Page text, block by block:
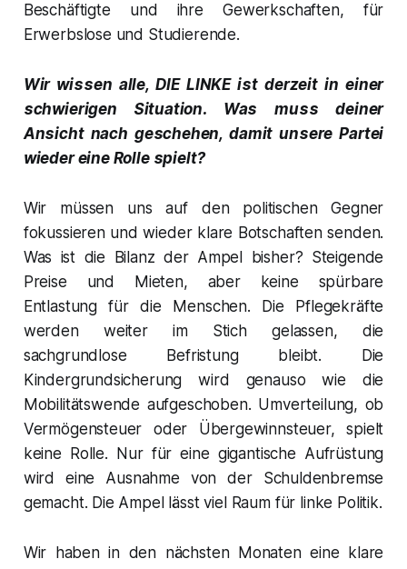
Beschäftigte und ihre Gewerkschaften, für
Erwerbslose und Studierende.
Wir wissen alle, DIE LINKE ist derzeit in einer
schwierigen Situation. Was muss deiner
Ansicht nach geschehen, damit unsere Partei
wieder eine Rolle spielt?
Wir müssen uns auf den politischen Gegner
fokussieren und wieder klare Botschaften senden.
Was ist die Bilanz der Ampel bisher? Steigende
Preise und Mieten, aber keine spürbare
Entlastung für die Menschen. Die Pflegekräfte
werden weiter im Stich gelassen, die
sachgrundlose Befristung bleibt. Die
Kindergrundsicherung wird genauso wie die
Mobilitätswende aufgeschoben. Umverteilung, ob
Vermögensteuer oder Übergewinnsteuer, spielt
keine Rolle. Nur für eine gigantische Aufrüstung
wird eine Ausnahme von der Schuldenbremse
gemacht. Die Ampel lässt viel Raum für linke Politik.
Wir haben in den nächsten Monaten eine klare